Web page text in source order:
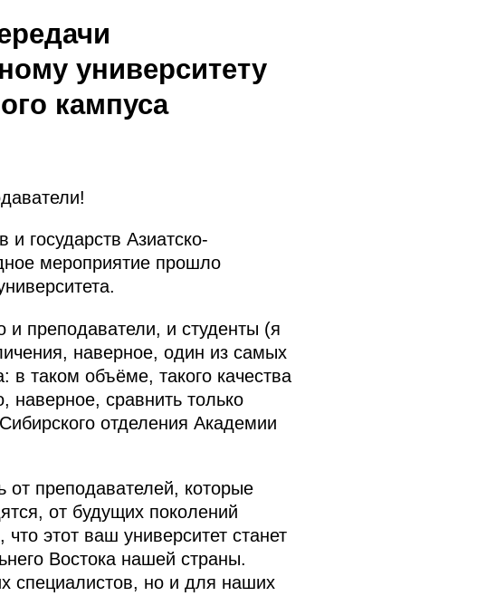
университету
кампуса
и государств Азиатско-
мероприятие прошло
и преподаватели, и студенты (я
наверное, один из самых
в таком объёме, такого качества
сравнить только
отделения Академии
от преподавателей, которые
от будущих поколений
этот ваш университет станет
Востока нашей страны.
специалистов, но и для наших